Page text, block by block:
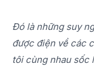
Đó là những suy
được điện về các
tôi cùng nhau sốc